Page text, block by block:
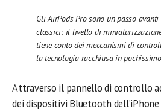
Gli AirPods Pro sono un passo
classici: il livello di
tiene conto dei meccanismi di
la tecnologia racchiusa in
Attraverso il pannello di controllo
dei dispositivi Bluetooth